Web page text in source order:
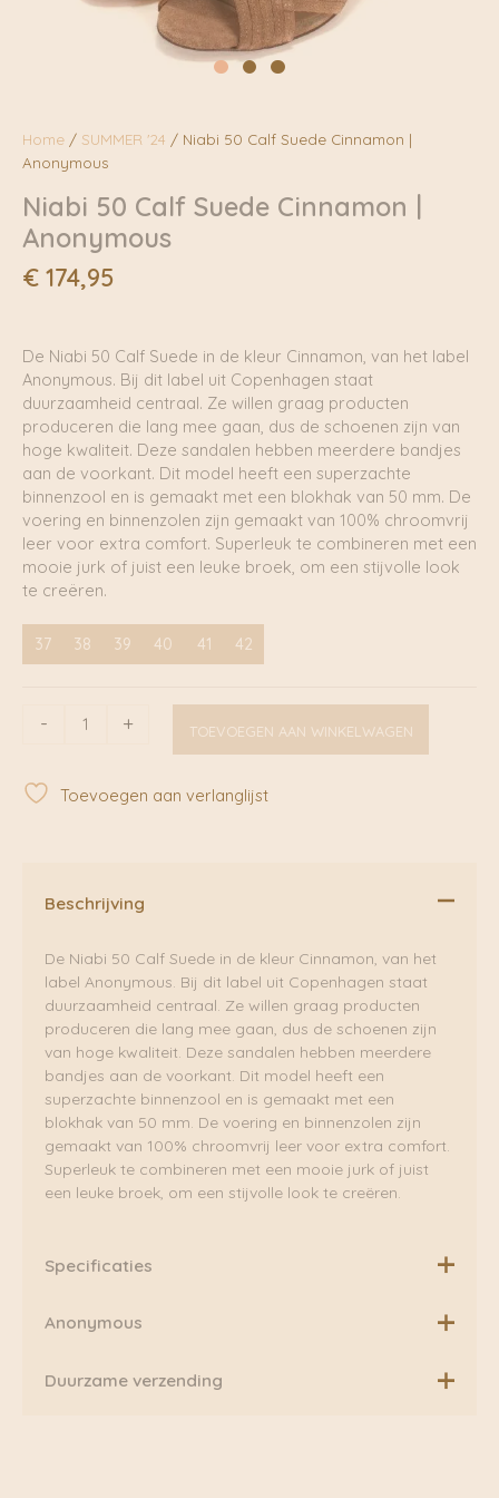
Home / SUMMER '24 / Niabi 50 Calf Suede Cinnamon |
Anonymous
Niabi 50 Calf Suede Cinnamon |
Anonymous
€ 174,95
De Niabi 50 Calf Suede in de kleur Cinnamon, van het label
Anonymous. Bij dit label uit Copenhagen staat
duurzaamheid centraal. Ze willen graag producten
produceren die lang mee gaan, dus de schoenen zijn van
hoge kwaliteit. Deze sandalen hebben meerdere bandjes
aan de voorkant. Dit model heeft een superzachte
binnenzool en is gemaakt met een blokhak van 50 mm. De
voering en binnenzolen zijn gemaakt van 100% chroomvrij
leer voor extra comfort. Superleuk te combineren met een
mooie jurk of juist een leuke broek, om een stijvolle look
te creëren.
37 38 39 40 41 42
-
Suede
Cinnamon
+ TOEVOEGEN AAN WINKELWAGEN
Toevoegen aan verlanglijst
Beschrijving
De Niabi 50 Calf Suede in de kleur Cinnamon, van het
label Anonymous. Bij dit label uit Copenhagen staat
duurzaamheid centraal. Ze willen graag producten
produceren die lang mee gaan, dus de schoenen zijn
van hoge kwaliteit. Deze sandalen hebben meerdere
bandjes aan de voorkant. Dit model heeft een
superzachte binnenzool en is gemaakt met een
blokhak van 50 mm. De voering en binnenzolen zijn
gemaakt van 100% chroomvrij leer voor extra comfort.
Superleuk te combineren met een mooie jurk of juist
een leuke broek, om een stijvolle look te creëren.
Specificaties
Gemaakt in Portugal
Anonymous
Anonymous Copenhagen is een Deens schoenenmerk
Duurzame verzending